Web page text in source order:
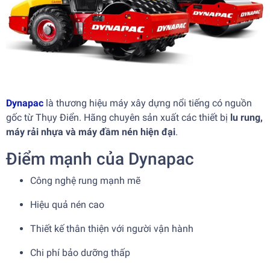
Dynapac là thương hiệu máy xây dựng nổi tiếng có nguồn
gốc từ Thụy Điển. Hãng chuyên sản xuất các thiết bị lu rung,
máy rải nhựa và máy đầm nén hiện đại.
Điểm mạnh của Dynapac
Công nghệ rung mạnh mẽ
Hiệu quả nén cao
Thiết kế thân thiện với người vận hành
Chi phí bảo dưỡng thấp